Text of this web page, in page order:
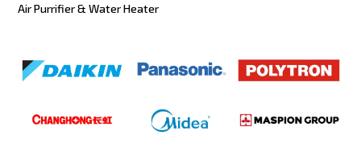
Air Purrifier & Water Heater